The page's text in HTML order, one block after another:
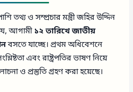
তথ্য ও সম্প্রচার মন্ত্রী জহির উদ্দিন
আগামী১২ তারিখে জাতীয়
বসতে যাচ্ছে। প্রথম অধিবেশনে
এবং রাষ্ট্রপতির ভাষণ নিয়ে
ও প্রস্তুতি গ্রহণ করা হয়েছে।